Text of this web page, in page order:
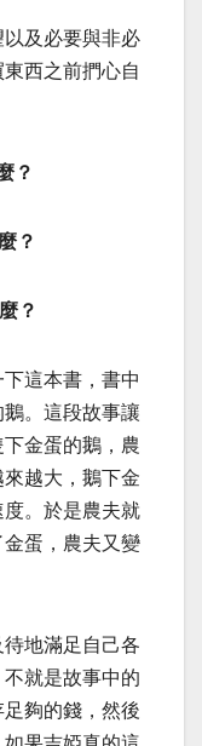
及必要與非必
西之前捫心自
？
？
？
這本書，書中
。這段故事讓
金蛋的鵝，農
越大，鵝下金
。於是農夫就
蛋，農夫又變
地滿足自己各
就是故事中的
夠的錢，然後